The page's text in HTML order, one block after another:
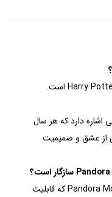
اشاره دارد که هر سال
از عشق و صمیمیت
بله، این چارم با تمام دستبندهای Pandora Moments که قابلیت